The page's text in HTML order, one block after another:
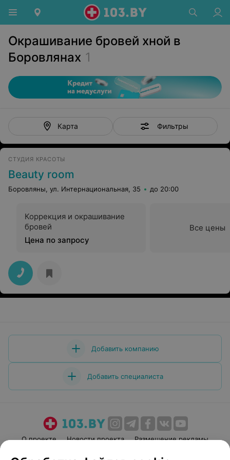
Окрашивание бровей хной в
Боровлянах 1
Карта Фильтры
СТУДИЯ КРАСОТЫ
Beauty room
Боровляны, ул. Интернациональная, 35 до 20:00
Коррекция и окрашивание
бровей
Цена по запросу
Все цены
Добавить компанию
Добавить специалиста
О проекте Новости проекта
Размещение рекламы